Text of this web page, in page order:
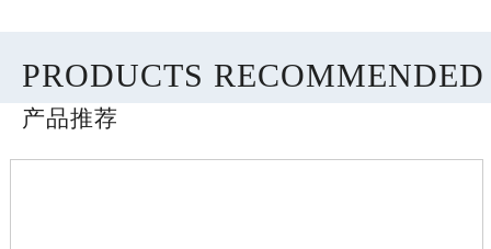
PRODUCTS RECOMMENDED
产品推荐